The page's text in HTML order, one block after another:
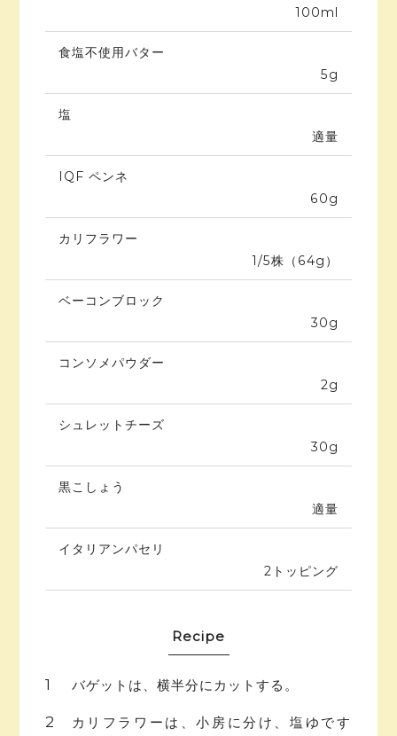
100ml
食塩不使用バター
5g
塩
適量
IQF ペンネ
60g
カリフラワー
1/5株（64g）
ベーコンブロック
30g
コンソメパウダー
2g
シュレットチーズ
30g
黒こしょう
適量
イタリアンパセリ
2トッピング
Recipe
バゲットは、横半分にカットする。
カリフラワーは、小房に分け、塩ゆです